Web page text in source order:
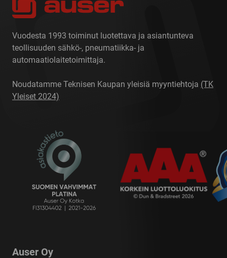
Vuodesta 1993 toiminut luotettava ja asiantunteva
teollisuuden sähkö-, pneumatiikka- ja
automaatiolaitetoimittaja.
Noudatamme Teknisen Kaupan yleisiä myyntiehtoja (TK
Yleiset 2024)
Auser Oy